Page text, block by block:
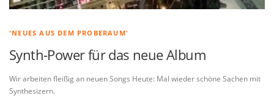
'NEUES AUS DEM PROBERAUM'
Synth-Power für das neue Album
Wir arbeiten fleißig an neuen Songs Heute: Mal wieder schöne Sachen mit
Synthesizern.